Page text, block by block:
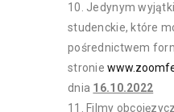
Jedynym
studenckie, które
pośrednictwem
stronie
dnia 16.10.2022
Filmy